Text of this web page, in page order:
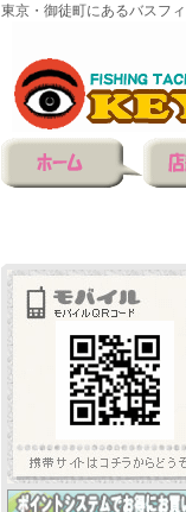
東京・御徒町にあるバスフ